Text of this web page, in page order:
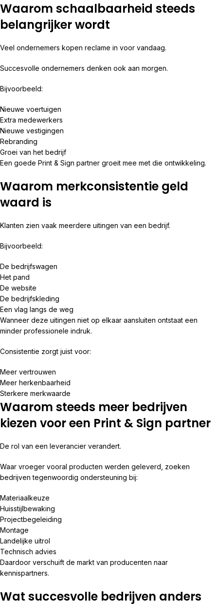
Waarom schaalbaarheid steeds
belangrijker wordt
Veel ondernemers kopen reclame in voor vandaag.
Succesvolle ondernemers denken ook aan morgen.
Bijvoorbeeld:
Nieuwe voertuigen
Extra medewerkers
Nieuwe vestigingen
Rebranding
Groei van het bedrijf
Een goede Print & Sign partner groeit mee met die ontwikkeling.
Waarom merkconsistentie geld
waard is
Klanten zien vaak meerdere uitingen van een bedrijf.
Bijvoorbeeld:
De bedrijfswagen
Het pand
De website
De bedrijfskleding
Een vlag langs de weg
Wanneer deze uitingen niet op elkaar aansluiten ontstaat een
minder professionele indruk.
Consistentie zorgt juist voor:
Meer vertrouwen
Meer herkenbaarheid
Sterkere merkwaarde
Waarom steeds meer bedrijven
kiezen voor een Print & Sign partner
De rol van een leverancier verandert.
Waar vroeger vooral producten werden geleverd, zoeken
bedrijven tegenwoordig ondersteuning bij:
Materiaalkeuze
Huisstijlbewaking
Projectbegeleiding
Montage
Landelijke uitrol
Technisch advies
Daardoor verschuift de markt van producenten naar
kennispartners.
Wat succesvolle bedrijven anders